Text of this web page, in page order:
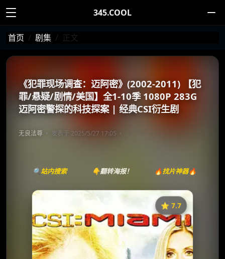
345.COOL
首页 剧集 正文
《犯罪现场调查：迈阿密》(2002-2011) 【犯
罪/悬疑/剧情/美国】全1-10季 1080P 283G
迈阿密警探的科技探案 | 经典CSI衍生剧
无良法尊 发表于 2025/5/27 17:05
🔍站内搜索 👇翻转海报！ 🔥找片神器🔥
⭐️ 7.7
《犯罪现场调查：迈阿密》
⭐
收藏
⭐️ 评分：7.7 | 🎬 2002年
✅ 已完结